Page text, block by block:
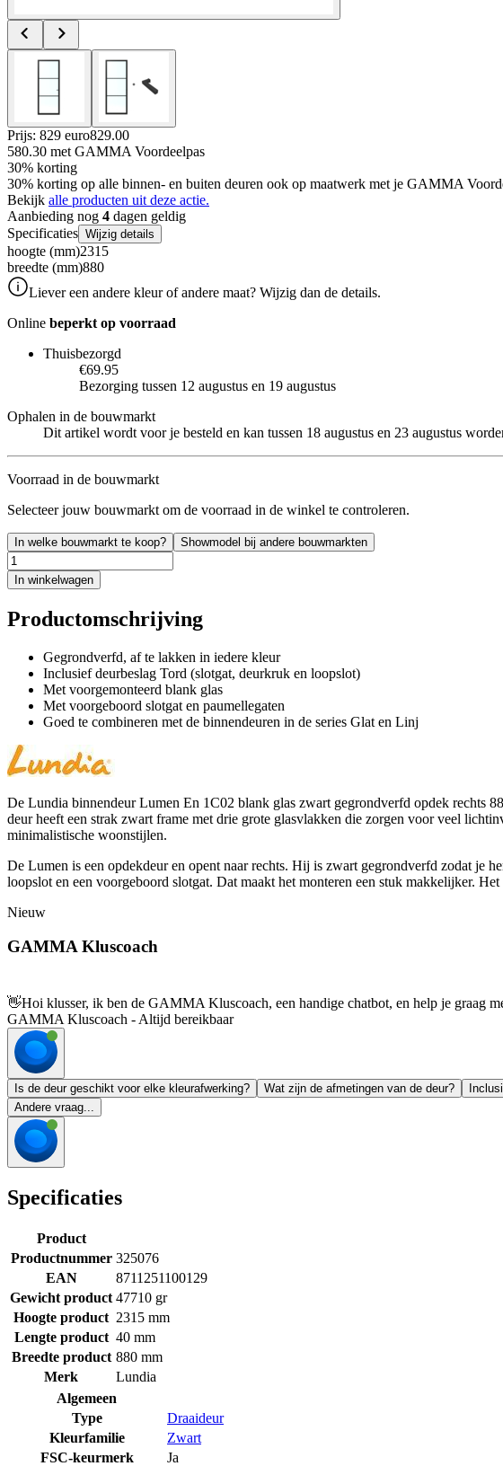
Prijs: 829 euro829.00
580.30 met GAMMA Voordeelpas
30% korting
30% korting op alle binnen- en buiten deuren ook op maatwerk met je GAMMA
Bekijk alle producten uit deze actie.
Aanbieding nog 4 dagen geldig
Specificaties Wijzig details
hoogte (mm)2315
breedte (mm)880
Liever een andere kleur of andere maat? Wijzig dan de details.
Online beperkt op voorraad
Thuisbezorgd
€69.95
Bezorging tussen 12 augustus en 19 augustus
Ophalen in de bouwmarkt
Dit artikel wordt voor je besteld en kan tussen 18 augustus en 23 augustus
Voorraad in de bouwmarkt
Selecteer jouw bouwmarkt om de voorraad in de winkel te controleren.
In welke bouwmarkt te koop? Showmodel bij andere bouwmarkten
In winkelwagen
Productomschrijving
Gegrondverfd, af te lakken in iedere kleur
Inclusief deurbeslag Tord (slotgat, deurkruk en loopslot)
Met voorgemonteerd blank glas
Met voorgeboord slotgat en paumellegaten
Goed te combineren met de binnendeuren in de series Glat en Linj
De Lundia binnendeur Lumen En 1C02 blank glas zwart gegrondverfd opdek rechts
deur heeft een strak zwart frame met drie grote glasvlakken die zorgen voor veel
minimalistische woonstijlen.
De Lumen is een opdekdeur en opent naar rechts. Hij is zwart gegrondverfd zodat je
loopslot en een voorgeboord slotgat. Dat maakt het monteren een stuk makkelijker.
Nieuw
GAMMA Kluscoach
👋Hoi klusser, ik ben de GAMMA Kluscoach, een handige chatbot, en help je graag
GAMMA Kluscoach - Altijd bereikbaar
Is de deur geschikt voor elke kleurafwerking? Wat zijn de afmetingen van de deur?
Andere vraag...
Specificaties
Product
Productnummer 325076
EAN
8711251100129
Gewicht product 47710 gr
Hoogte product 2315 mm
Lengte product 40 mm
Breedte product 880 mm
Merk
Lundia
Algemeen
Type
Draaideur
Kleurfamilie
Zwart
FSC-keurmerk
Ja